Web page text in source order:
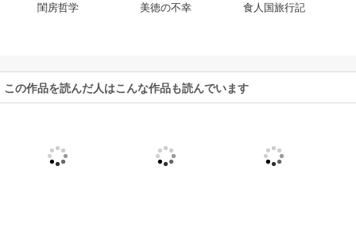
閨房哲学 美徳の不幸 食人国旅行記
この作品を読んだ人はこんな作品も読んでいます